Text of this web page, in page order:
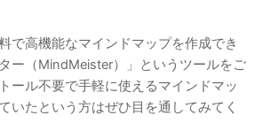
で高機能なマインドマップを作成でき
ー（MindMeister）」というツールをご
ール不要で手軽に使えるマインドマッ
いたという方はぜひ目を通してみてく